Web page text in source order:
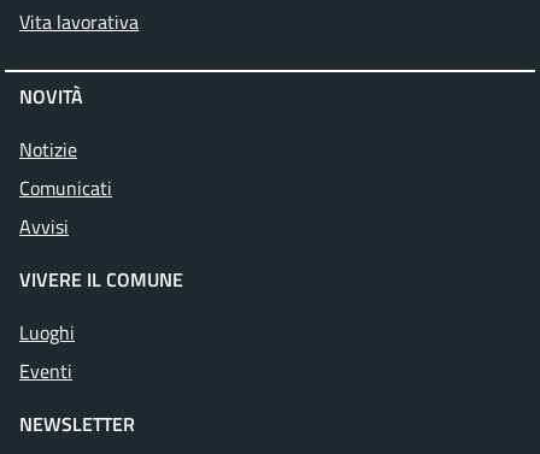
Vita lavorativa
NOVITÀ
Notizie
Comunicati
Avvisi
VIVERE IL COMUNE
Luoghi
Eventi
NEWSLETTER